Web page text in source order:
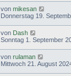
von mikesan
Donnerstag 19.
von Dash
Sonntag 1. September
von rulaman
Mittwoch 21. August